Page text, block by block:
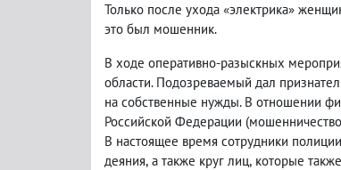
Только после ухода «электрика»
это был мошенник.
В ходе оперативно-разыскных
области. Подозреваемый дал
на собственные нужды. В отношении
Российской Федерации (мошенничество
В настоящее время сотрудники
деяния, а также круг лиц, которые